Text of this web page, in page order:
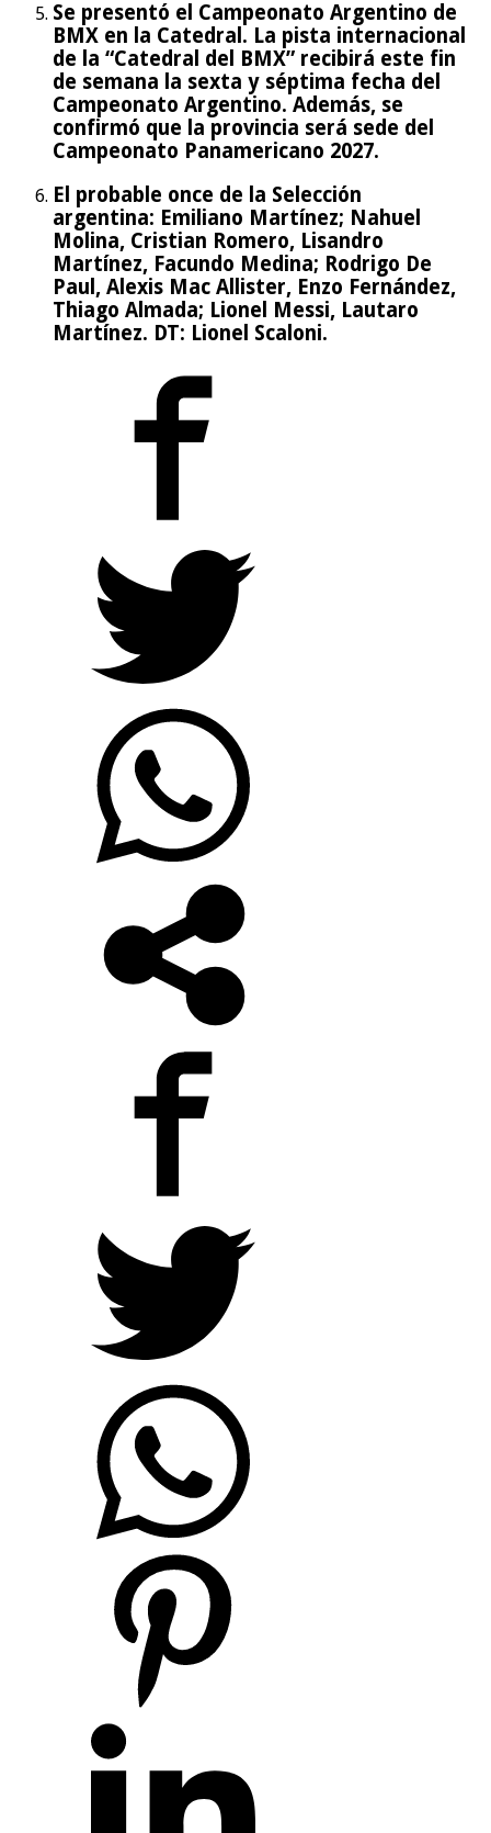
Se presentó el Campeonato Argentino de
BMX en la Catedral. La pista internacional
de la “Catedral del BMX” recibirá este fin
de semana la sexta y séptima fecha del
Campeonato Argentino. Además, se
confirmó que la provincia será sede del
Campeonato Panamericano 2027.
El probable once de la Selección
argentina: Emiliano Martínez; Nahuel
Molina, Cristian Romero, Lisandro
Martínez, Facundo Medina; Rodrigo De
Paul, Alexis Mac Allister, Enzo Fernández,
Thiago Almada; Lionel Messi, Lautaro
Martínez. DT: Lionel Scaloni.